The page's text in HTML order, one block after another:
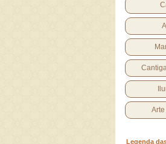
Legenda